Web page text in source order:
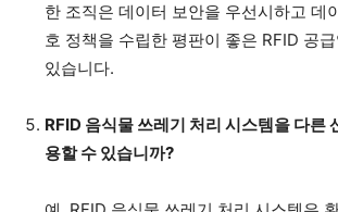
한 조직은 데이터 보안을 우선시하고 데
호 정책을 수립한 평판이 좋은 RFID 공
있습니다.
RFID 음식물 쓰레기 처리 시스템을 다른
용할 수 있습니까?